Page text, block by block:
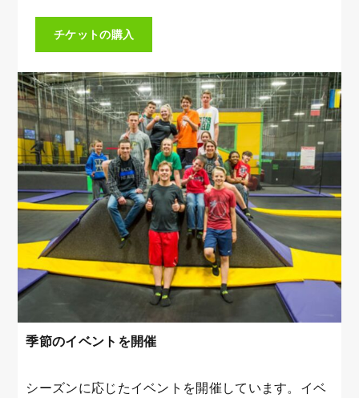
チケットの購入
季節のイベントを開催
シーズンに応じたイベントを開催しています。イベ